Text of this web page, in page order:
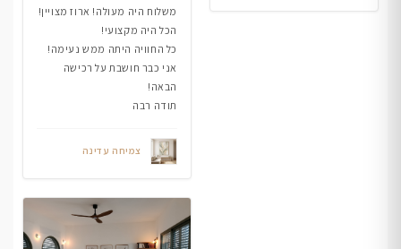
משלוח היה מעולה! ארוז מצויין!
הכל היה מקצועי!
כל החוויה היתה ממש נעימה!
אני כבר חושבת על רכישה
הבאה!
תודה רבה
צמיחה עדינה